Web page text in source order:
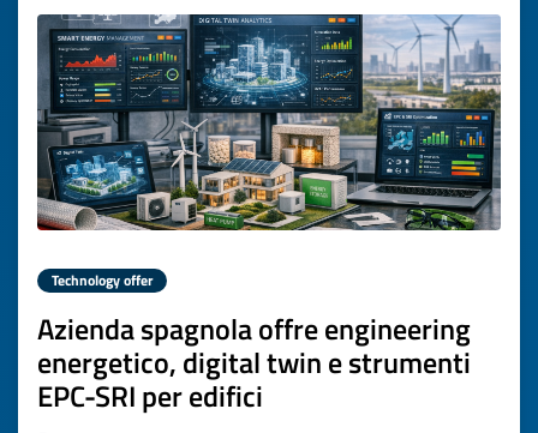
Technology offer
Azienda spagnola offre engineering
energetico, digital twin e strumenti
EPC-SRI per edifici